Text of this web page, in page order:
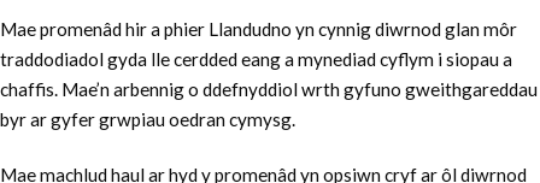
Mae promenâd hir a phier Llandudno yn cynnig diwrnod glan môr
traddodiadol gyda lle cerdded eang a mynediad cyflym i siopau a
chaffis. Mae’n arbennig o ddefnyddiol wrth gyfuno gweithgareddau
byr ar gyfer grwpiau oedran cymysg.
Mae machlud haul ar hyd y promenâd yn opsiwn cryf ar ôl diwrnod